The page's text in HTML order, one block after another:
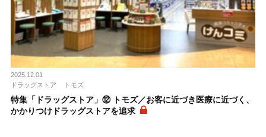
2025.12.01
ドラッグストア
トモズ
特集「ドラッグストア」⑫ トモズ／お客に近づき医療に近づく、
かかりつけドラッグストアを追求